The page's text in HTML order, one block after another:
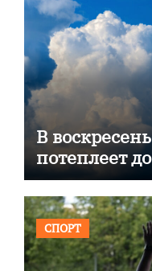
В
потеплеет
СПОРТ